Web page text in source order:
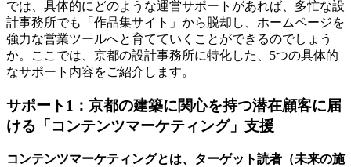
では、具体的にどのような運営サポートがあれば、多忙な設
計事務所でも「作品集サイト」から脱却し、ホームページを
強力な営業ツールへと育てていくことができるのでしょう
か。ここでは、京都の設計事務所に特化した、5つの具体的
なサポート内容をご紹介します。
サポート1：京都の建築に関心を持つ潜在顧客に届
ける「コンテンツマーケティング」支援
コンテンツマーケティングとは、ターゲット読者（未来の施